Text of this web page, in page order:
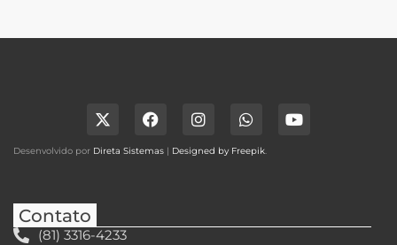
Desenvolvido por Direta Sistemas | Designed by Freepik.
Contato
(81) 3316-4233